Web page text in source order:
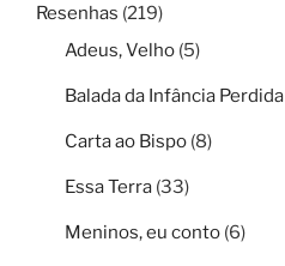
Resenhas (219)
Adeus, Velho (5)
Balada da Infância Perdida
Carta ao Bispo (8)
Essa Terra (33)
Meninos, eu conto (6)